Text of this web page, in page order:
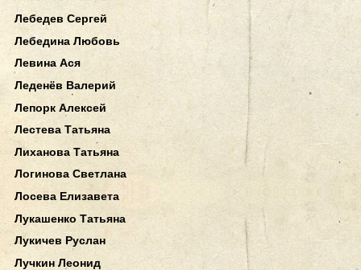
Лебедев Сергей
Лебедина Любовь
Левина Ася
Леденёв Валерий
Лепорк Алексей
Лестева Татьяна
Лиханова Татьяна
Логинова Светлана
Лосева Елизавета
Лукашенко Татьяна
Лукичев Руслан
Лучкин Леонид